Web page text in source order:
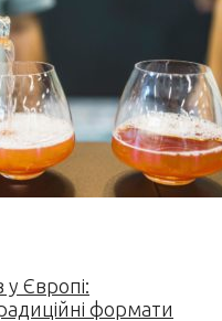
Європі:
формати